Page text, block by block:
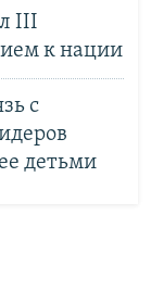
III
к нации
с
детьми